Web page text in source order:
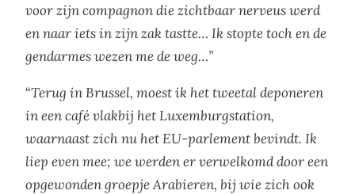
voor zijn compagnon die zichtbaar nerveus werd
en naar iets in zijn zak tastte… Ik stopte toch en de
gendarmes wezen me de weg…”
“Terug in Brussel, moest ik het tweetal deponeren
in een café vlakbij het Luxemburgstation,
waarnaast zich nu het EU-parlement bevindt. Ik
liep even mee; we werden er verwelkomd door een
opgewonden groepje Arabieren, bij wie zich ook